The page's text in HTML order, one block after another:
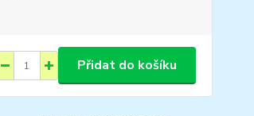
Přidat do košíku